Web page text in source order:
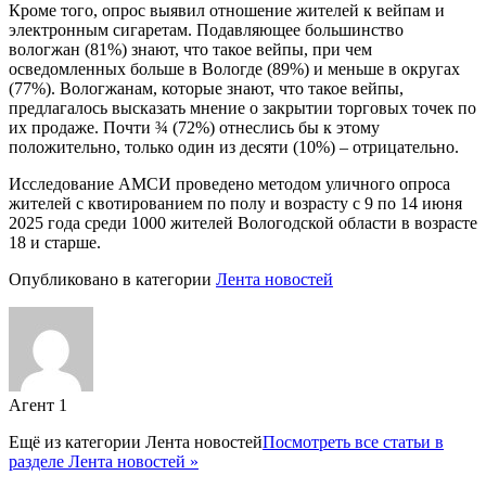
Кроме того, опрос выявил отношение жителей к вейпам и
электронным сигаретам. Подавляющее большинство
вологжан (81%) знают, что такое вейпы, при чем
осведомленных больше в Вологде (89%) и меньше в округах
(77%). Вологжанам, которые знают, что такое вейпы,
предлагалось высказать мнение о закрытии торговых точек по
их продаже. Почти ¾ (72%) отнеслись бы к этому
положительно, только один из десяти (10%) – отрицательно.
Исследование АМСИ проведено методом уличного опроса
жителей с квотированием по полу и возрасту с 9 по 14 июня
2025 года среди 1000 жителей Вологодской области в возрасте
18 и старше.
Опубликовано в категории Лента новостей
Агент 1
Ещё из категории Лента новостейПосмотреть все статьи в
разделе Лента новостей »